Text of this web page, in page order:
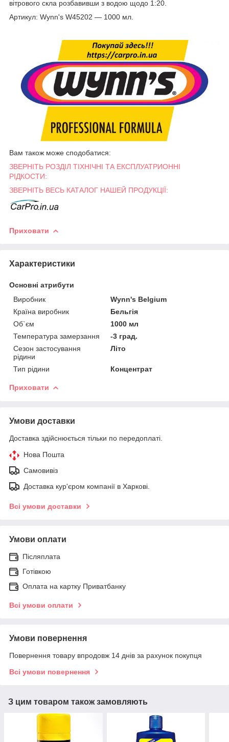
вітрового скла розбавивши з водою щодо 1:20.
Артикул: Wynn's W45202 — 1000 мл.
Вам також може сподобатися:
ЗВЕРНІТЬ РОЗДІЛ ТІХНІЧНІ ТА ЕКСПЛУАТРИОННІ
РІДКОСТИ:
ЗВЕРНІТЬ ВЕСЬ КАТАЛОГ НАШЕЙ ПРОДУКЦІЇ:
Приховати
Характеристики
Основні атрибути
Виробник
Wynn's Belgium
Країна виробник
Бельгія
Об`єм
1000 мл
Температура замерзання
-3 град.
Сезон застосування
рідини
Літо
Тип рідини Концентрат
Приховати
Умови доставки
Доставка здійснюється тільки по передоплаті.
Нова Пошта
Самовивіз
Доставка кур'єром компанії в Харкові.
Всі умови доставки
Умови оплати
Післяплата
Готівкою
Оплата на картку Приватбанку
Всі умови оплати
Умови повернення
Повернення товару впродовж 14 днів за рахунок покупця
Всі умови повернення
З цим товаром також замовляють